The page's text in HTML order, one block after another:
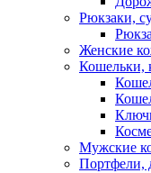
Рюкзаки,
Женские
Кошельки,
Мужские
Портфели,